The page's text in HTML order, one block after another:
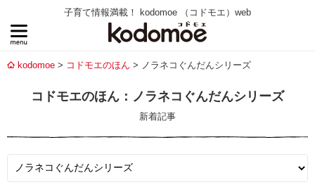
子育て情報満載！ kodomoe （コドモエ）web
kodomoe コドモエのほん ノラネコぐんだんシリーズ
コドモエのほん：ノラネコぐんだんシリーズ
新着記事